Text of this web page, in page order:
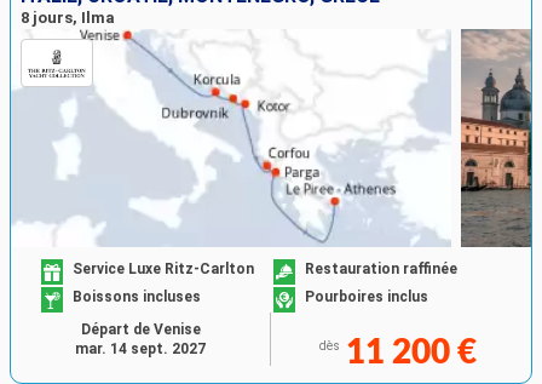
8 jours, Ilma
Service Luxe Ritz-Carlton
Restauration raffinée
Boissons incluses
Pourboires inclus
dès 11 200 €
Départ de Venise
mar. 14 sept. 2027